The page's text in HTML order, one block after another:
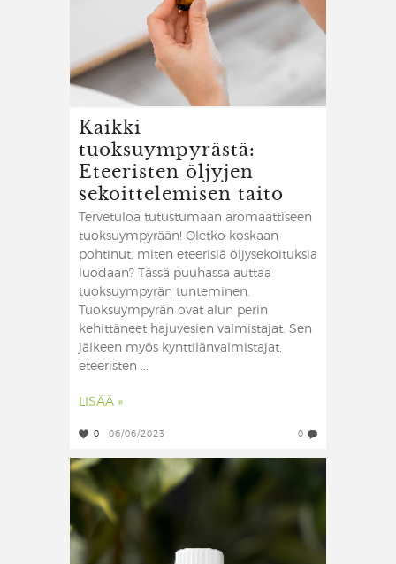
Kaikki
tuoksuympyrästä:
Eteeristen öljyjen
sekoittelemisen taito
Tervetuloa tutustumaan aromaattiseen
tuoksuympyrään! Oletko koskaan
pohtinut, miten eteerisiä öljysekoituksia
luodaan? Tässä puuhassa auttaa
tuoksuympyrän tunteminen.
Tuoksuympyrän ovat alun perin
kehittäneet hajuvesien valmistajat. Sen
jälkeen myös kynttilänvalmistajat,
eteeristen ...
LISÄÄ »
0 06/06/2023 0